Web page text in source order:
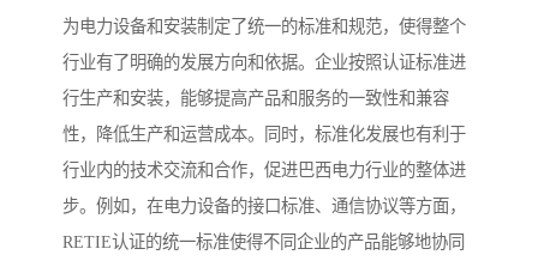
为电力设备和安装制定了统一的标准和规范，使得整个
行业有了明确的发展方向和依据。企业按照认证标准进
行生产和安装，能够提高产品和服务的一致性和兼容
性，降低生产和运营成本。同时，标准化发展也有利于
行业内的技术交流和合作，促进巴西电力行业的整体进
步。例如，在电力设备的接口标准、通信协议等方面，
RETIE认证的统一标准使得不同企业的产品能够地协同